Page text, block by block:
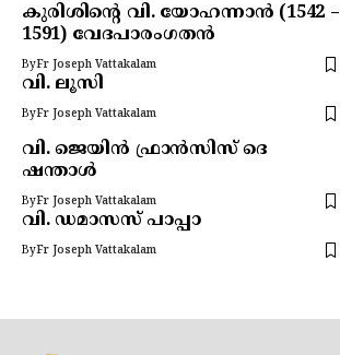
കുരിശിന്റെ വി. യോഹന്നാൻ (1542 –
1591) വേദപാരംഗതൻ
ByFr Joseph Vattakalam
വി. ലൂസി
ByFr Joseph Vattakalam
വി. ജെയിൻ ഫ്രാൻസിസ് ദെ
ഷന്താൾ
ByFr Joseph Vattakalam
വി. ഡമാസസ് പാപ്പാ
ByFr Joseph Vattakalam